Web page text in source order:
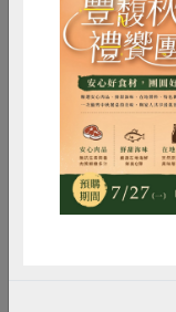
親憶食堂股份有限公司
冬季鍋物-酸菜鱸魚
惜食
雞蛋